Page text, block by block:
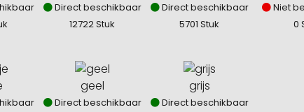
Direct beschikbaar
12722 Stuk
Direct beschikbaar
5701 Stuk
Niet
0
geel
Direct beschikbaar
grijs
Direct beschikbaar